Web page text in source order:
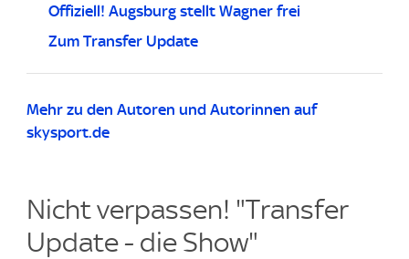
Offiziell! Augsburg stellt Wagner frei
Zum Transfer Update
Mehr zu den Autoren und Autorinnen auf
skysport.de
Nicht verpassen! "Transfer
Update - die Show"